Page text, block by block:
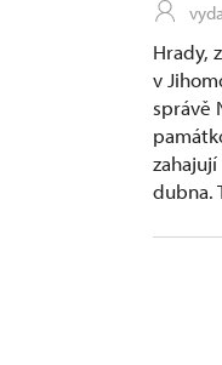
Hrady,
v
správě
dubna.